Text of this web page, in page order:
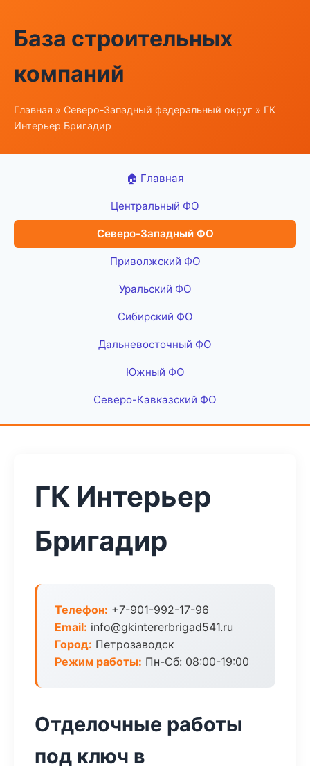
База строительных
компаний
Главная » Северо-Западный федеральный округ » ГК
Интерьер Бригадир
🏠 Главная
Центральный ФО
Северо-Западный ФО
Приволжский ФО
Уральский ФО
Сибирский ФО
Дальневосточный ФО
Южный ФО
Северо-Кавказский ФО
ГК Интерьер
Бригадир
Телефон: +7-901-992-17-96
Email: info@gkintererbrigad541.ru
Город: Петрозаводск
Режим работы: Пн-Сб: 08:00-19:00
Отделочные работы
под ключ в